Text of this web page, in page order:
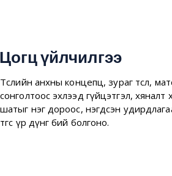
Цогц үйлчилгээ
Төслийн анхны концепц, зураг төсөл,
сонголтоос эхлээд гүйцэтгэл, хяналт
шатыг нэг дороос, нэгдсэн
төгс үр дүнг бий болгоно.